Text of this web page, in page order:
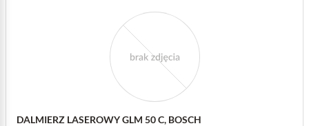
DALMIERZ LASEROWY GLM 50 C, BOSCH